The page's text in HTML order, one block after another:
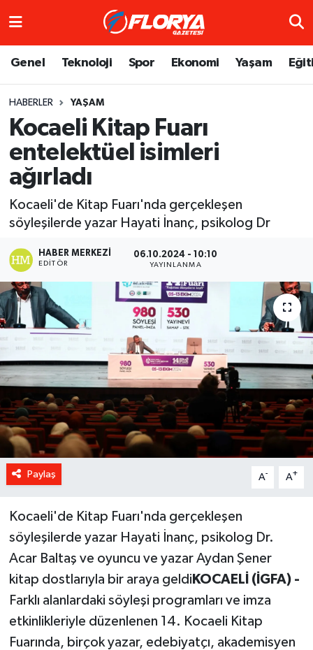
Genel Teknoloji Spor Ekonomi Yaşam
HABERLER YAŞAM
Kocaeli Kitap Fuarı
entelektüel isimleri
ağırladı
Kocaeli'de Kitap Fuarı'nda gerçekleşen
söyleşilerde yazar Hayati İnanç, psikolog Dr
HABER MERKEZI
EDITÖR
06.10.2024 - 10:10
YAYINLANMA
Paylaş A- A+
Kocaeli'de Kitap Fuarı'nda gerçekleşen
söyleşilerde yazar Hayati İnanç, psikolog Dr.
Acar Baltaş ve oyuncu ve yazar Aydan Şener
kitap dostlarıyla bir araya geldi KOCAELİ (İGFA) -
Farklı alanlardaki söyleşi programları ve imza
etkinlikleriyle düzenlenen 14. Kocaeli Kitap
Fuarında, birçok yazar, edebiyatçı, akademisyen
Trafik Durumu
Süper Lig Puan Durumu ve Fikstür
Tüm Manşetler
Haber Arşivi